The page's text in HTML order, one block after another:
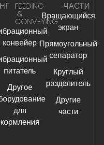
FEEDING
&
CONVEYING
конвейер
питатель
Другое
для
кормления
ЧАСТИ
Вращающийся
экран
Прямоугольный
сепаратор
Круглый
разделитель
Другие
части